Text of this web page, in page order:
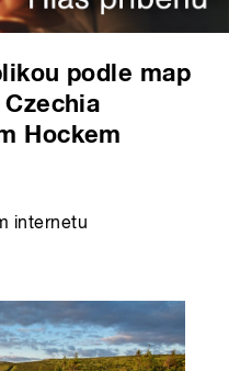
podle map
Hockem
internetu